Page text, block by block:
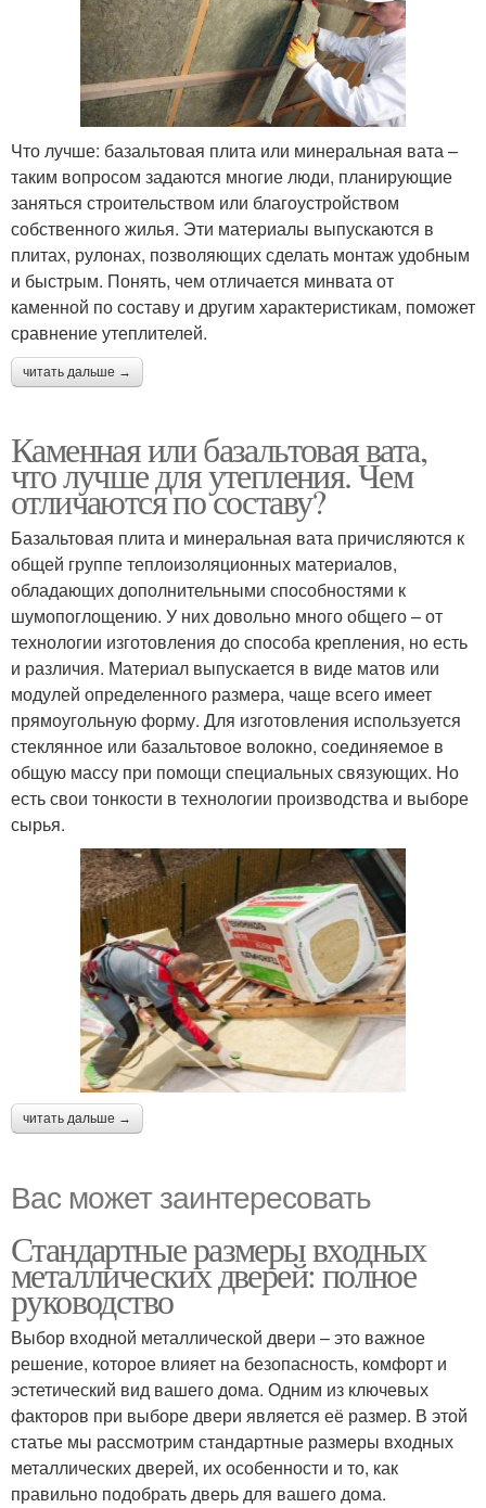
Что лучше: базальтовая плита или минеральная вата –
таким вопросом задаются многие люди, планирующие
заняться строительством или благоустройством
собственного жилья. Эти материалы выпускаются в
плитах, рулонах, позволяющих сделать монтаж удобным
и быстрым. Понять, чем отличается минвата от
каменной по составу и другим характеристикам, поможет
сравнение утеплителей.
читать дальше →
Каменная или базальтовая вата,
что лучше для утепления. Чем
отличаются по составу?
Базальтовая плита и минеральная вата причисляются к
общей группе теплоизоляционных материалов,
обладающих дополнительными способностями к
шумопоглощению. У них довольно много общего – от
технологии изготовления до способа крепления, но есть
и различия. Материал выпускается в виде матов или
модулей определенного размера, чаще всего имеет
прямоугольную форму. Для изготовления используется
стеклянное или базальтовое волокно, соединяемое в
общую массу при помощи специальных связующих. Но
есть свои тонкости в технологии производства и выборе
сырья.
читать дальше →
Вас может заинтересовать
Стандартные размеры входных
металлических дверей: полное
руководство
Выбор входной металлической двери – это важное
решение, которое влияет на безопасность, комфорт и
эстетический вид вашего дома. Одним из ключевых
факторов при выборе двери является её размер. В этой
статье мы рассмотрим стандартные размеры входных
металлических дверей, их особенности и то, как
правильно подобрать дверь для вашего дома.